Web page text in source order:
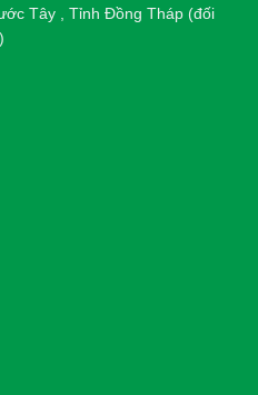
Tây , Tỉnh Đồng Tháp (đối